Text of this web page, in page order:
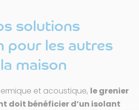
solutions
pour les autres
maison
et acoustique, le grenier
doit bénéficier d’un isolant